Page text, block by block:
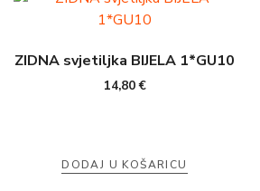
ZIDNA svjetiljka BIJELA 1*GU10
14,80€
DODAJ U KOŠARICU